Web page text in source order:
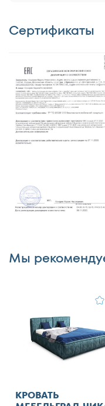
Достоинства
Недостатки
Я согласен с
обработку
Сертификаты
Мы
КРОВАТЬ